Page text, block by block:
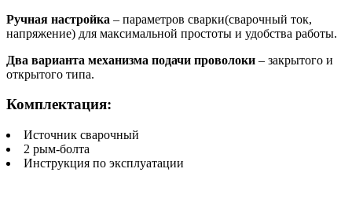
Ручная настройка – параметров сварки(сварочный ток,
напряжение) для максимальной простоты и удобства работы.
Два варианта механизма подачи проволоки – закрытого и
открытого типа.
Комплектация:
Источник сварочный
2 рым-болта
Инструкция по эксплуатации